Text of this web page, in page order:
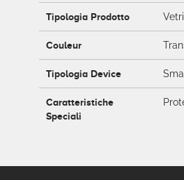
Tipologia Prodotto
Couleur
Tipologia Device
Caratteristiche
Speciali